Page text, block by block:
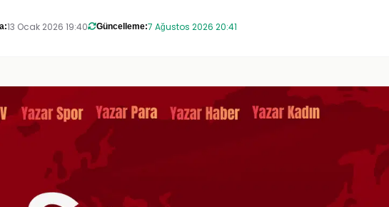
13 Ocak 2026 19:40 Güncelleme:7 Ağustos 2026 20:41